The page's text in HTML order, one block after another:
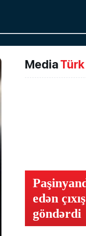
MediaTürk
edən
göndərdi